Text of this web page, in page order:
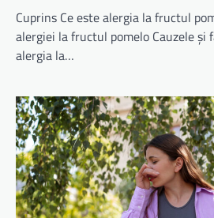
Cuprins Ce este alergia la fructul
alergiei la fructul pomelo Cauzele și
alergia la…